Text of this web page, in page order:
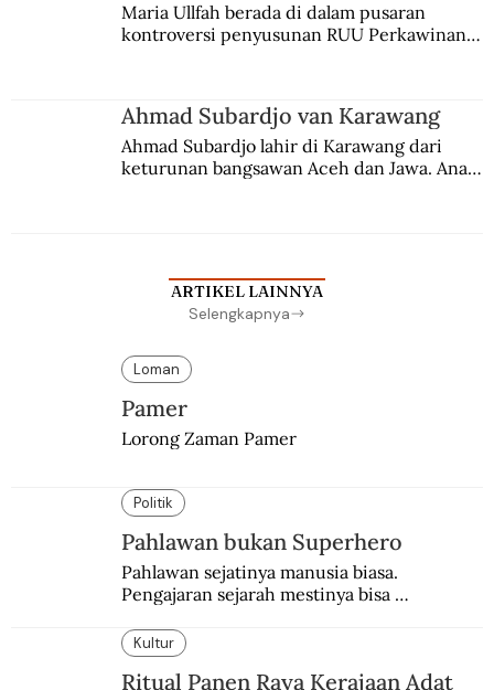
Maria Ullfah berada di dalam pusaran
kontroversi penyusunan RUU Perkawinan.
Ahmad Subardjo van Karawang
Ahmad Subardjo lahir di Karawang dari
keturunan bangsawan Aceh dan Jawa. Anak
ARTIKEL LAINNYA
Selengkapnya
Loman
Pamer
Lorong Zaman Pamer
Politik
Pahlawan bukan Superhero
Pahlawan sejatinya manusia biasa.
Pengajaran sejarah mestinya bisa
Kultur
Ritual Panen Raya Kerajaan Adat